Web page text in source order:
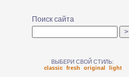
Поиск сайта
ВЫБЕРИ СВОЙ СТИЛЬ:
classic
fresh original light